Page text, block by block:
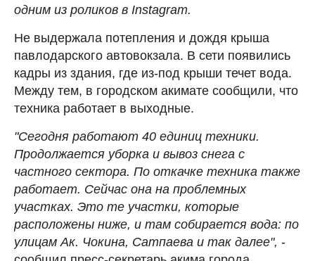
одним из роликов в Instagram.
Не выдержала потепления и дождя крыша
павлодарского автовокзала. В сети появились
кадры из здания, где из-под крыши течет вода.
Между тем, в городском акимате сообщили, что
техника работает в выходные.
"Сегодня работают 40 единиц техники.
Продолжается уборка и вывоз снега с
частного сектора. По откачке техника также
работает. Сейчас она на проблемных
участках. Это те участки, которые
расположены ниже, и там собирается вода: по
улицам Ак. Чокина, Сатпаева и так далее", -